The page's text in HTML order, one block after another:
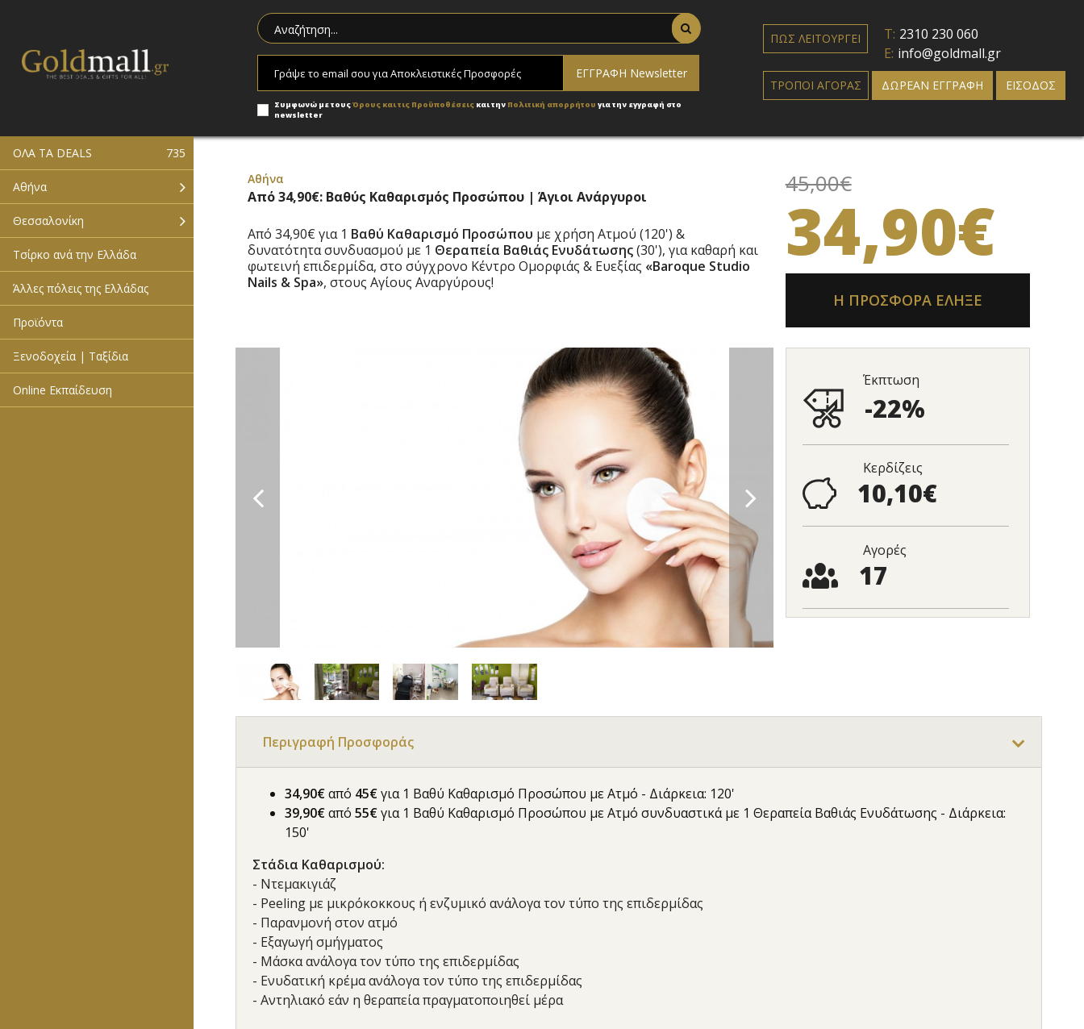
Συμφωνώ με τουςΌρους και τις Προϋποθέσεις και την Πολιτική απορρήτουγια την εγγραφή στο
newsletter
ΠΩΣ ΛΕΙΤΟΥΡΓΕΙ T: 2310 230 060
E: info@goldmall.gr
ΤΡΟΠΟΙ ΑΓΟΡΑΣ ΔΩΡΕΑΝ ΕΓΓΡΑΦΗ ΕΙΣΟΔΟΣ
ΟΛΑ ΤΑ DEALS 735
Αθήνα
Θεσσαλονίκη
Τσίρκο ανά την Ελλάδα
Άλλες πόλεις της Ελλάδας
Προϊόντα
Ξενοδοχεία | Ταξίδια
Online Εκπαίδευση
Αθήνα
Από 34,90€: Βαθύς Καθαρισμός Προσώπου | Άγιοι Ανάργυροι
Από 34,90€ για 1 Βαθύ Καθαρισμό Προσώπου με χρήση Ατμού (120') &
δυνατότητα συνδυασμού με 1 Θεραπεία Βαθιάς Ενυδάτωσης(30'), για καθαρή και
φωτεινή επιδερμίδα, στο σύγχρονο Κέντρο Ομορφιάς & Ευεξίας «Baroque Studio
Nails & Spa», στους Αγίους Αναργύρους!
45,00€
34,90€
Η ΠΡΟΣΦΟΡΑ ΕΛΗΞΕ
Έκπτωση
-22%
Κερδίζεις
10,10€
Αγορές
17
Περιγραφή Προσφοράς
34,90€από 45€για 1 Βαθύ Καθαρισμό Προσώπου με Ατμό - Διάρκεια: 120'
39,90€από 55€για 1 Βαθύ Καθαρισμό Προσώπου με Ατμό συνδυαστικά με 1 Θεραπεία Βαθιάς Ενυδάτωσης - Διάρκεια:
150'
Στάδια Καθαρισμού:
- Ντεμακιγιάζ
- Peeling με μικρόκοκκους ή ενζυμικό ανάλογα τον τύπο της επιδερμίδας
- Παρανμονή στον ατμό
- Εξαγωγή σμήγματος
- Μάσκα ανάλογα τον τύπο της επιδερμίδας
- Ενυδατική κρέμα ανάλογα τον τύπο της επιδερμίδας
- Αντηλιακό εάν η θεραπεία πραγματοποιηθεί μέρα